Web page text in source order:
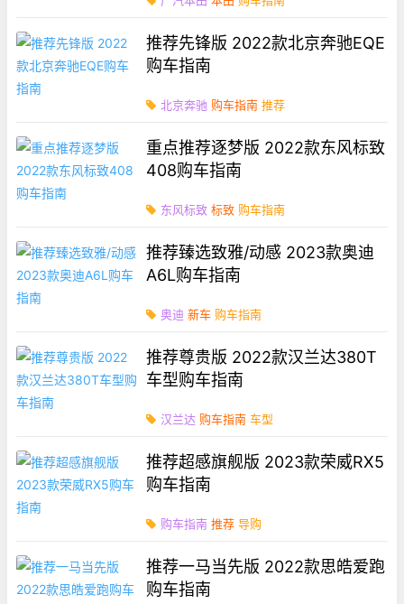
推荐先锋版 2022款北京奔驰EQE
购车指南
北京奔驰 购车指南 推荐
重点推荐逐梦版 2022款东风标致
408购车指南
东风标致 标致 购车指南
推荐臻选致雅/动感 2023款奥迪
A6L购车指南
奥迪 新车 购车指南
推荐尊贵版 2022款汉兰达380T
车型购车指南
汉兰达 购车指南 车型
推荐超感旗舰版 2023款荣威RX5
购车指南
购车指南 推荐 导购
推荐一马当先版 2022款思皓爱跑
购车指南